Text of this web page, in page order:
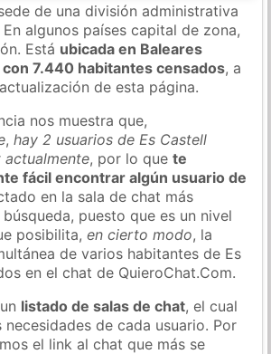
de una división administrativa
algunos países capital de zona,
Está ubicada en Baleares
7.440 habitantes censados, a
de esta página.
nos muestra que,
,hay 2 usuarios de Es Castell
actualmente, por lo quete
fácil encontrar algún usuario de
en la sala de chat más
puesto que es un nivel
posibilita,en cierto modo, la
de varios habitantes de Es
en el chat de QuieroChat.Com.
listado de salas de chat, el cual
necesidades de cada usuario. Por
el link al chat que más se